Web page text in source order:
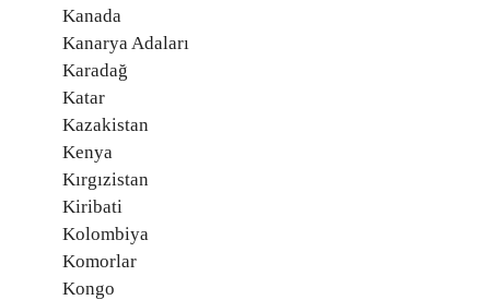
Kanada
Kanarya Adaları
Karadağ
Katar
Kazakistan
Kenya
Kırgızistan
Kiribati
Kolombiya
Komorlar
Kongo